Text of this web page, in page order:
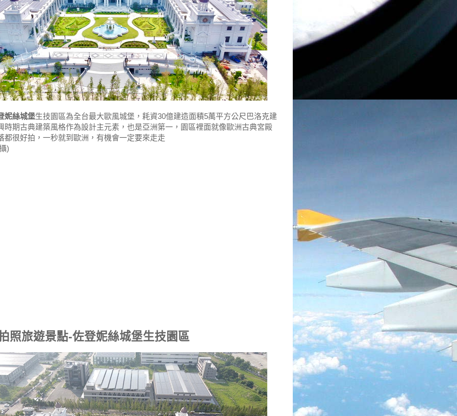
妮絲城堡生技園區為全台最大歐風城堡，耗資30億建造面積5萬平方公尺巴洛克建
時期古典建築風格作為設計主元素，也是亞洲第一，園區裡面就像歐洲古典宮殿
都很好拍，一秒就到歐洲，有機會一定要來走走
)
照旅遊景點-佐登妮絲城堡生技園區